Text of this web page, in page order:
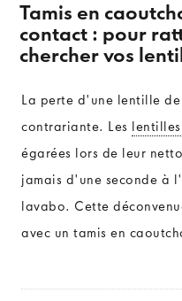
Lentilles mensuelles
Lentilles souples
Lentilles rigides
TYPES DE LENTILLES DE
Tamis en
contact : pour
chercher vos
La perte d'une lentille
contrariante. Les
égarées lors de leur
jamais d'une seconde à
lavabo. Cette
avec un tamis en